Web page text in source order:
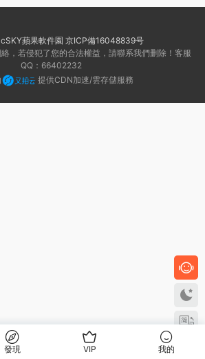
蘋果軟件園 京ICP備16048839号
，若侵犯了您的合法權益，請聯系我們删除！客服
QQ：66402232
提供CDN加速/雲存儲服務
發現 VIP 我的